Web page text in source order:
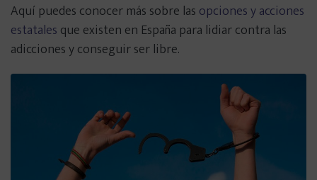
Aquí puedes conocer más sobre las opciones y acciones
estatales que existen en España para lidiar contra las
adicciones y conseguir ser libre.